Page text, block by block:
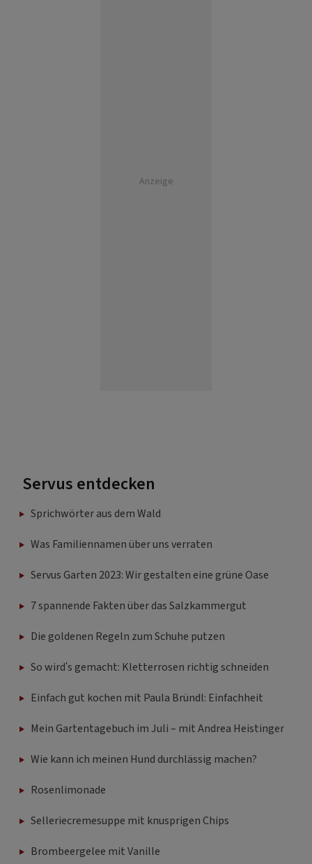
Anzeige
Servus entdecken
Sprichwörter aus dem Wald
Was Familiennamen über uns verraten
Servus Garten 2023: Wir gestalten eine grüne Oase
7 spannende Fakten über das Salzkammergut
Die goldenen Regeln zum Schuhe putzen
So wird's gemacht: Kletterrosen richtig schneiden
Einfach gut kochen mit Paula Bründl: Einfachheit
Mein Gartentagebuch im Juli – mit Andrea Heistinger
Wie kann ich meinen Hund durchlässig machen?
Rosenlimonade
Selleriecremesuppe mit knusprigen Chips
Brombeergelee mit Vanille